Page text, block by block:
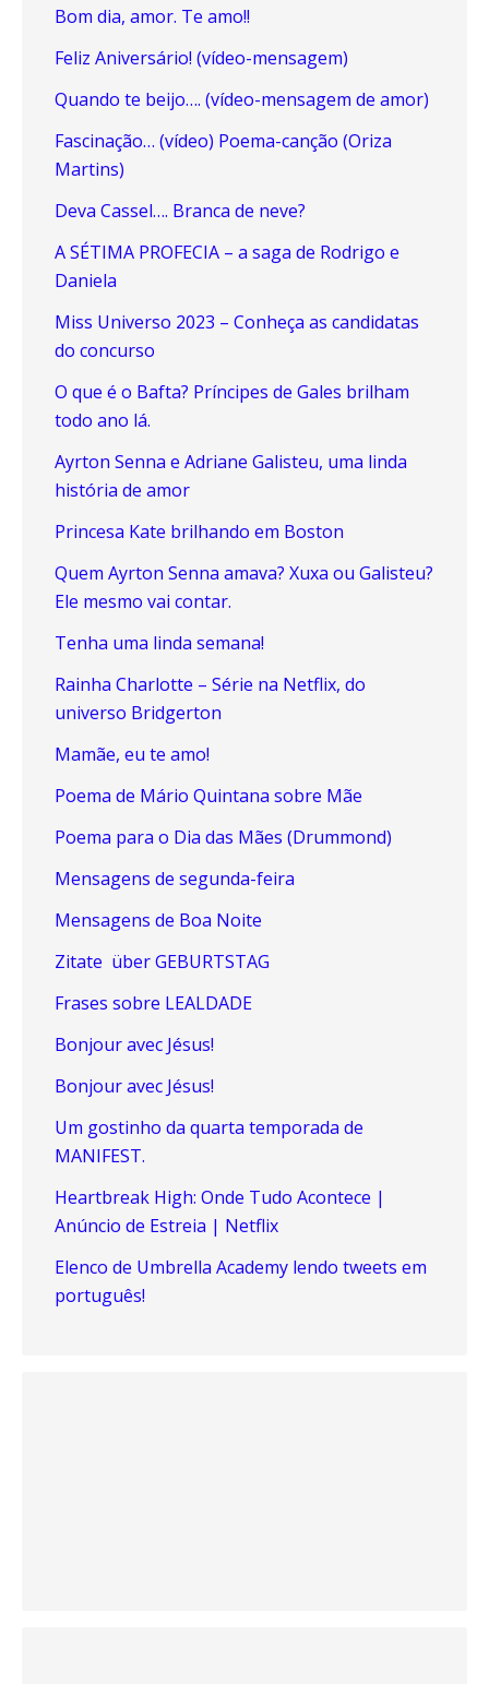
Bom dia, amor. Te amo!!
Feliz Aniversário! (vídeo-mensagem)
Quando te beijo…. (vídeo-mensagem de amor)
Fascinação… (vídeo) Poema-canção (Oriza
Martins)
Deva Cassel…. Branca de neve?
A SÉTIMA PROFECIA – a saga de Rodrigo e
Daniela
Miss Universo 2023 – Conheça as candidatas
do concurso
O que é o Bafta? Príncipes de Gales brilham
todo ano lá.
Ayrton Senna e Adriane Galisteu, uma linda
história de amor
Princesa Kate brilhando em Boston
Quem Ayrton Senna amava? Xuxa ou Galisteu?
Ele mesmo vai contar.
Tenha uma linda semana!
Rainha Charlotte – Série na Netflix, do
universo Bridgerton
Mamãe, eu te amo!
Poema de Mário Quintana sobre Mãe
Poema para o Dia das Mães (Drummond)
Mensagens de segunda-feira
Mensagens de Boa Noite
Zitate über GEBURTSTAG
Frases sobre LEALDADE
Bonjour avec Jésus!
Bonjour avec Jésus!
Um gostinho da quarta temporada de
MANIFEST.
Heartbreak High: Onde Tudo Acontece |
Anúncio de Estreia | Netflix
Elenco de Umbrella Academy lendo tweets em
português!